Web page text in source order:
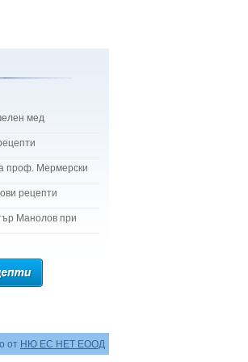
мед
проф. Мермерски
рецепти
Манолов при
от НЮ ЕС НЕТ ЕООД